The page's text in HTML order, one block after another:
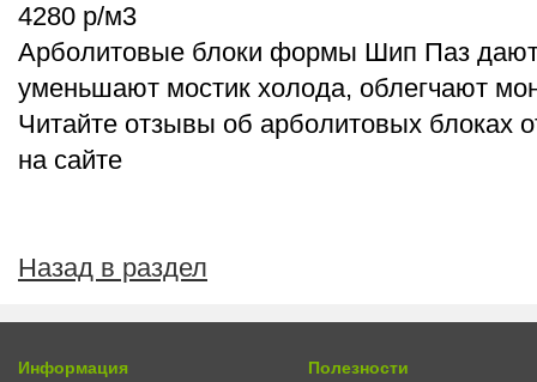
4280 р/м3
Арболитовые блоки формы Шип Паз
уменьшают мостик холода, облегчают
Читайте отзывы об арболитовых блоках
на сайте
Назад в раздел
Информация Полезности